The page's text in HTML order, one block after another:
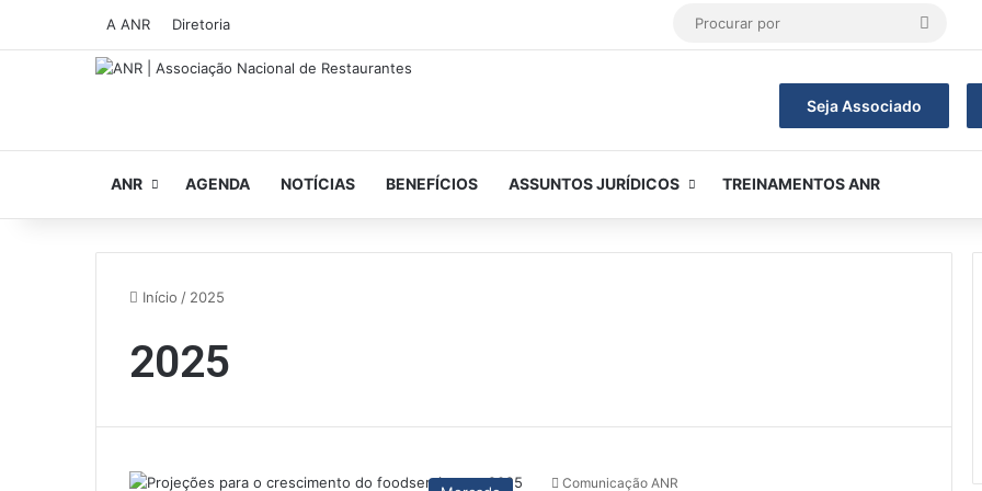
A ANR Diretoria
Seja Associado
ANR AGENDA NOTÍCIAS BENEFÍCIOS ASSUNTOS JURÍDICOS TREINAMENTOS ANR
Início / 2025
2025
Comunicação ANR